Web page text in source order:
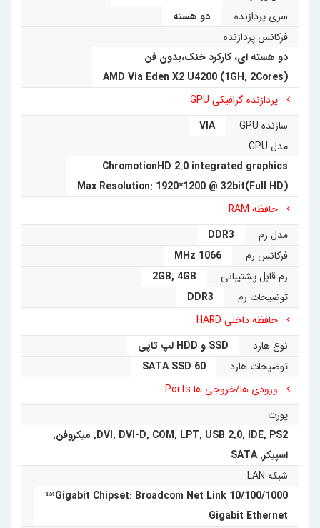
سری پردازنده
دو هسته
فرکانس پردازنده
دو هسته ای، کارکرد خنک،بدون فن
AMD Via Eden X2 U4200 (1GH, 2Cores)
پردازنده گرافیکی GPU
سازنده GPU
VIA
مدل GPU
ChromotionHD 2.0 integrated graphics
Max Resolution: 1920*1200 @ 32bit(Full HD)
حافظه RAM
مدل رم
DDR3
فرکانس رم
1066 MHz
رم قابل پشتیبانی
2GB, 4GB
توضیحات رم
DDR3
حافظه داخلی HARD
نوع هارد
SSD و HDD لپ تاپی
توضیحات هارد
SATA SSD 60
ورودی ها/خروجی ها Ports
پورت
DVI, DVI-D, COM, LPT, USB 2.0, IDE, PS2
, میکروفن,
اسپیکر,
SATA
شبکه LAN
10/100/1000 Gigabit Chipset: Broadcom Net Link™
Gigabit Ethernet